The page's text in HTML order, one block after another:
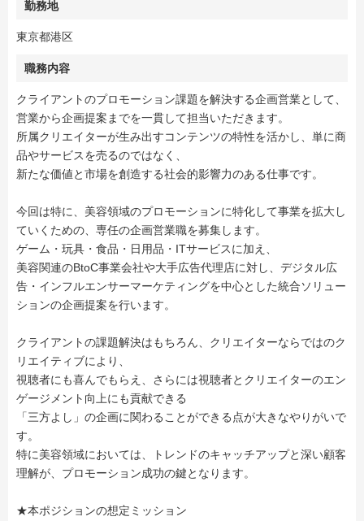
勤務地
東京都港区
職務内容
クライアントのプロモーション課題を解決する企画営業として、
営業から企画提案までを一貫して担当いただきます。
所属クリエイターが生み出すコンテンツの特性を活かし、単に商
品やサービスを売るのではなく、
新たな価値と市場を創造する社会的影響力のある仕事です。
今回は特に、美容領域のプロモーションに特化して事業を拡大し
ていくための、専任の企画営業職を募集します。
ゲーム・玩具・食品・日用品・ITサービスに加え、
美容関連のBtoC事業会社や大手広告代理店に対し、デジタル広
告・インフルエンサーマーケティングを中心とした統合ソリュー
ションの企画提案を行います。
クライアントの課題解決はもちろん、クリエイターならではのク
リエイティブにより、
視聴者にも喜んでもらえ、さらには視聴者とクリエイターのエン
ゲージメント向上にも貢献できる
「三方よし」の企画に関わることができる点が大きなやりがいで
す。
特に美容領域においては、トレンドのキャッチアップと深い顧客
理解が、プロモーション成功の鍵となります。
★本ポジションの想定ミッション